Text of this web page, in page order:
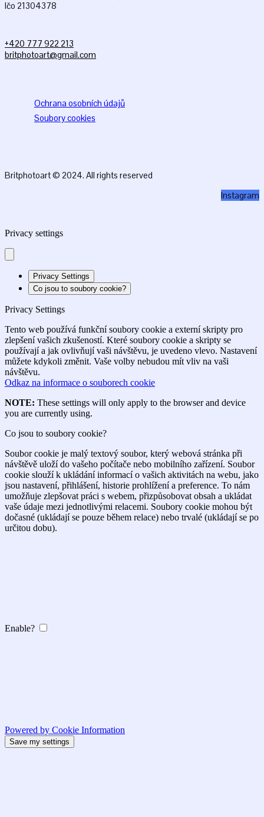
Ičo 21304378
+420 777 922 213
britphotoart@gmail.com
Ochrana osobních údajů
Soubory cookies
Britphotoart © 2024. All rights reserved
Instagram
Privacy settings
Privacy Settings
Co jsou to soubory cookie?
Privacy Settings
Tento web používá funkční soubory cookie a externí skripty pro
zlepšení vašich zkušeností. Které soubory cookie a skripty se
používají a jak ovlivňují vaši návštěvu, je uvedeno vlevo. Nastavení
můžete kdykoli změnit. Vaše volby nebudou mít vliv na vaši
návštěvu.
Odkaz na informace o souborech cookie
NOTE: These settings will only apply to the browser and device
you are currently using.
Co jsou to soubory cookie?
Soubor cookie je malý textový soubor, který webová stránka při
návštěvě uloží do vašeho počítače nebo mobilního zařízení. Soubor
cookie slouží k ukládání informací o vašich aktivitách na webu, jako
jsou nastavení, přihlášení, historie prohlížení a preference. To nám
umožňuje zlepšovat práci s webem, přizpůsobovat obsah a ukládat
vaše údaje mezi jednotlivými relacemi. Soubory cookie mohou být
dočasné (ukládají se pouze během relace) nebo trvalé (ukládají se po
určitou dobu).
Enable?
Powered by Cookie Information
Save my settings